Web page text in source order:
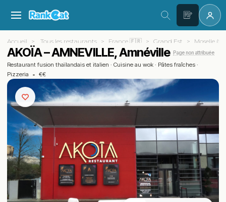
Accueil Tous les restaurants France 🇫🇷 Grand Est Moselle
AKOÏA – AMNEVILLE, Amnéville Page non attribuée
Restaurant fusion thaïlandais et italien · Cuisine au wok · Pâtes fraîches ·
Pizzeria
• €€